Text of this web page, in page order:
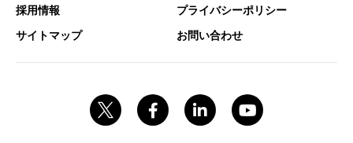
採用情報
プライバシーポリシー
サイトマップ
お問い合わせ